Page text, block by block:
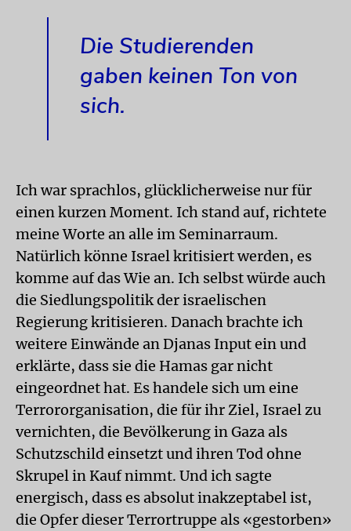
Die Studierenden
gaben keinen Ton von
sich.
Ich war sprachlos, glücklicherweise nur für
einen kurzen Moment. Ich stand auf, richtete
meine Worte an alle im Seminarraum.
Natürlich könne Israel kritisiert werden, es
komme auf das Wie an. Ich selbst würde auch
die Siedlungspolitik der israelischen
Regierung kritisieren. Danach brachte ich
weitere Einwände an Djanas Input ein und
erklärte, dass sie die Hamas gar nicht
eingeordnet hat. Es handele sich um eine
Terrororganisation, die für ihr Ziel, Israel zu
vernichten, die Bevölkerung in Gaza als
Schutzschild einsetzt und ihren Tod ohne
Skrupel in Kauf nimmt. Und ich sagte
energisch, dass es absolut inakzeptabel ist,
die Opfer dieser Terrortruppe als «gestorben»